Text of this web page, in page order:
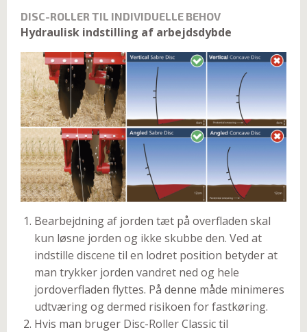
DISC-ROLLER TIL INDIVIDUELLE BEHOV
Hydraulisk indstilling af arbejdsdybde
Bearbejdning af jorden tæt på overfladen skal
kun løsne jorden og ikke skubbe den. Ved at
indstille discene til en lodret position betyder at
man trykker jorden vandret ned og hele
jordoverfladen flyttes. På denne måde minimeres
udtværing og dermed risikoen for fastkøring.
Hvis man bruger Disc-Roller Classic til